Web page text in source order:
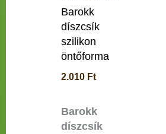
Barokk
díszcsík
szilikon
öntőforma
2.010 Ft
Barokk
díszcsík